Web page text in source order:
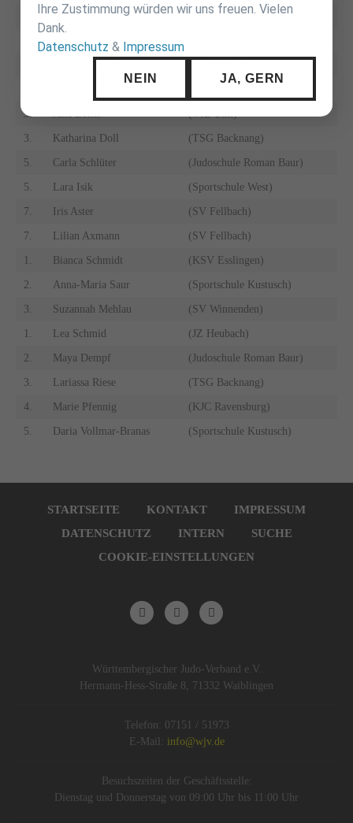
Lia Kruse (KSV Esslingen)
Anna Hunns
3.
3. Katharina Doll (TSG Backnang)
5. Carla Schlüter (Judoschule Roman Baur)
5. Lara Isik (Sportschule West)
7. Iris Aster (SV Fellbach)
7. Lilian Axmann (SV Fellbach)
1. Bianca Schmidt (KSV Esslingen)
2. Anna-Maria Saur (Sportschule Kustusch)
3. Suzannah Mehlau (SV Winnenden)
1. Lea Schmid (JZ Heubach)
2. Maya Dempf (Judoschule Roman Baur)
3. Lariassa Riese (TSG Backnang)
4. Marie Pfennig (KJC Ravensburg)
5. Daria Vollmar-Branas (Sportschule Kustusch)
überspringenSTARTSEITE KONTAKT
IMPRESSUM
DATENSCHUTZ
INTERN
SUCHE
COOKIE-EINSTELLUNGEN
Württembergischer Judo-Verband e.V.
Hermann-Hess-Straße 8, 71332 Waiblingen
Telefon: 07151 / 51973
E-Mail: info@wjv.de
Besuchszeiten der Geschäftsstelle:
Dienstag und Donnerstag von 09:00 Uhr bis 11:00 Uhr
Ihre Zustimmung würden wir uns freuen. Vielen
Dank.
Datenschutz & Impressum
NEIN JA, GERN